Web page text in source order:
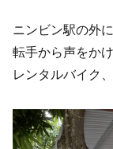
ニンビン駅の外
転手から声をか
レンタルバイク